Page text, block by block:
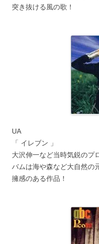
突き抜ける風の歌！
UA
「 イレブン 」
大沢伸一など当時気鋭のプ
バムは海や森など大自然の
擁感のある作品！